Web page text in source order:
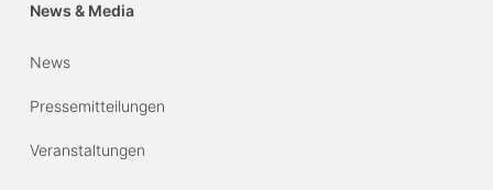
News & Media
News
Pressemitteilungen
Veranstaltungen